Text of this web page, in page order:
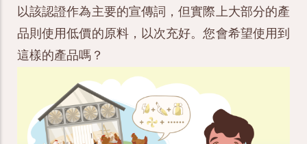
以該認證作為主要的宣傳詞，但實際上大部分的產
品則使用低價的原料，以次充好。您會希望使用到
這樣的產品嗎？